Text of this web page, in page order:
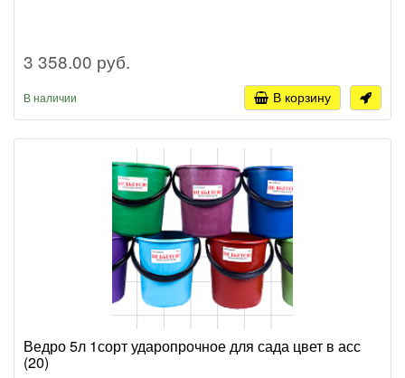
3 358.00 руб.
В наличии В корзину
Ведро 5л 1сорт ударопрочное для сада цвет в асс
(20)